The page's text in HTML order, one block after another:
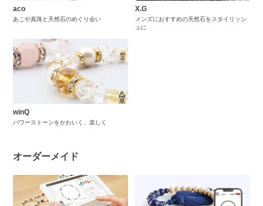
aco
あこや真珠と天然石のめぐり会い
X.G
メンズにおすすめの天然石をスタイリッシ
ュに
winQ
パワーストーンをかわいく、楽しく
オーダーメイド